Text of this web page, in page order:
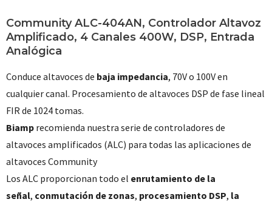
Community ALC-404AN, Controlador Altavoz
Amplificado, 4 Canales 400W, DSP, Entrada
Analógica
Conduce altavoces de baja impedancia, 70V o 100V en
cualquier canal. Procesamiento de altavoces DSP de fase lineal
FIR de 1024 tomas.
Biamp recomienda nuestra serie de controladores de
altavoces amplificados (ALC) para todas las aplicaciones de
altavoces Community
Los ALC proporcionan todo el enrutamiento de la
señal, conmutación de zonas, procesamiento DSP, la